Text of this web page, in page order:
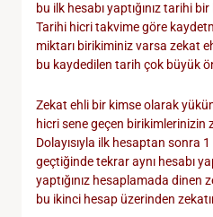
bu ilk hesabı yaptığınız tarihi
Tarihi hicri takvime göre
miktarı birikiminiz varsa zekat
bu kaydedilen tarih çok büyük
Zekat ehli bir kimse olarak
hicri sene geçen birikimlerinizin
Dolayısıyla ilk hesaptan sonra
geçtiğinde tekrar aynı hesabı
yaptığınız hesaplamada dinen
bu ikinci hesap üzerinden